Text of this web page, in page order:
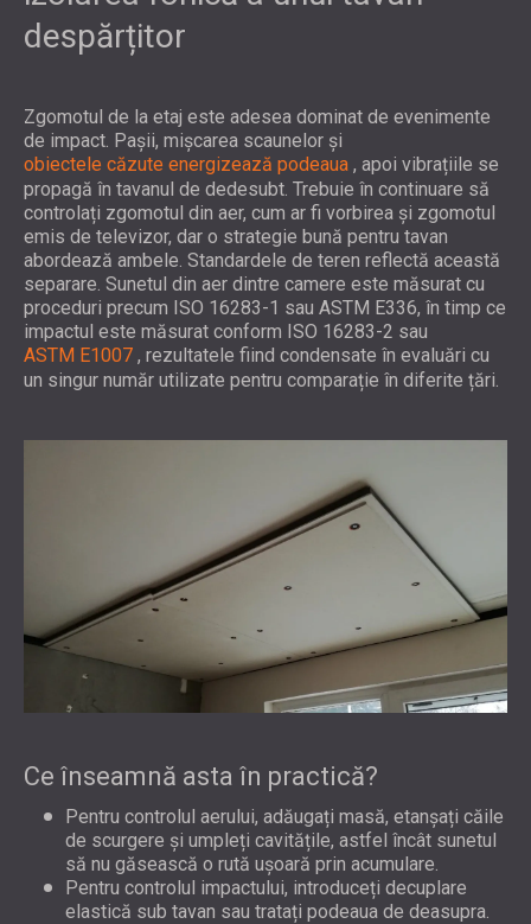
despărțitor
Zgomotul de la etaj este adesea dominat de evenimente
de impact. Pașii, mișcarea scaunelor și
obiectele căzute energizează podeaua , apoi vibrațiile se
propagă în tavanul de dedesubt. Trebuie în continuare să
controlați zgomotul din aer, cum ar fi vorbirea și zgomotul
emis de televizor, dar o strategie bună pentru tavan
abordează ambele. Standardele de teren reflectă această
separare. Sunetul din aer dintre camere este măsurat cu
proceduri precum ISO 16283-1 sau ASTM E336, în timp ce
impactul este măsurat conform ISO 16283-2 sau
ASTM E1007 , rezultatele fiind condensate în evaluări cu
un singur număr utilizate pentru comparație în diferite țări.
Ce înseamnă asta în practică?
Pentru controlul aerului, adăugați masă, etanșați căile
de scurgere și umpleți cavitățile, astfel încât sunetul
să nu găsească o rută ușoară prin acumulare.
Pentru controlul impactului, introduceți decuplare
elastică sub tavan sau tratați podeaua de deasupra.